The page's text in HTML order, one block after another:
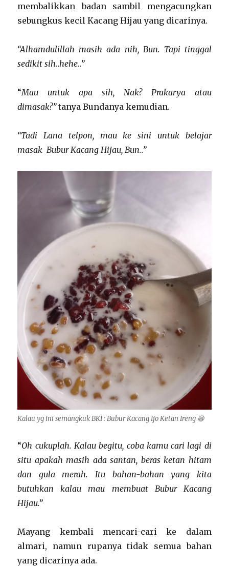
membalikkan badan sambil mengacungkan
sebungkus kecil Kacang Hijau yang dicarinya.
“Alhamdulillah masih ada nih, Bun. Tapi tinggal
sedikit sih..hehe..”
“Mau untuk apa sih, Nak? Prakarya atau
dimasak?”tanya Bundanya kemudian.
“Tadi Lana telpon, mau ke sini untuk belajar
masak Bubur Kacang Hijau, Bun..”
Kalau yg ini semangkuk BKI : Bubur Kacang Ijo Ketan Ireng 😁
“Oh cukuplah. Kalau begitu, coba kamu cari lagi di
situ apakah masih ada santan, beras ketan hitam
dan gula merah. Itu bahan-bahan yang kita
butuhkan kalau mau membuat Bubur Kacang
Hijau.”
Mayang kembali mencari-cari ke dalam
almari, namun rupanya tidak semua bahan
yang dicarinya ada.